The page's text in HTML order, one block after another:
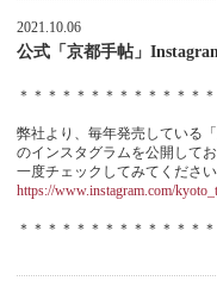
2021.10.06
公式「京都手帖」
＊＊＊＊＊＊＊＊＊＊＊＊＊
弊社より、毎年発売している
のインスタグラムを公開してお
一度チェックしてみてください
https://www.instagram.com/
＊＊＊＊＊＊＊＊＊＊＊＊＊